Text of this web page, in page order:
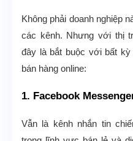
Không phải doanh nghiệp
các kênh. Nhưng với thị
đây là bắt buộc với bất kỳ
bán hàng online:
1. Facebook
Vẫn là kênh nhắn tin